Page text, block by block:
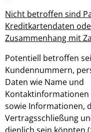
Nicht betroffen sind
Kreditkartendaten
Zusammenhang mit
Potentiell betroffen
Kundennummern,
Daten wie Name und
Kontaktinformationen
sowie Informationen,
Vertragsschließung